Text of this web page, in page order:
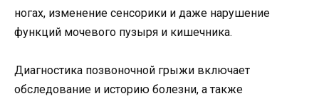
ногах, изменение сенсорики и даже нарушение
функций мочевого пузыря и кишечника.
Диагностика позвоночной грыжи включает
обследование и историю болезни, а также